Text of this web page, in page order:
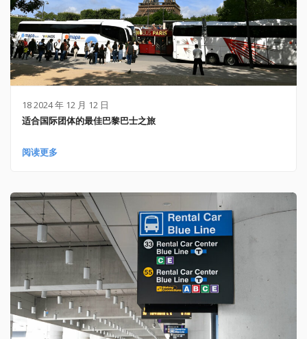
18 2024 年 12 月 12 日
适合国际团体的最佳巴黎巴士之旅
阅读更多